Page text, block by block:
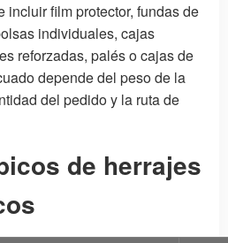
incluir film protector, fundas de
individuales, cajas
reforzadas, palés o cajas de
depende del peso de la
del pedido y la ruta de
de herrajes